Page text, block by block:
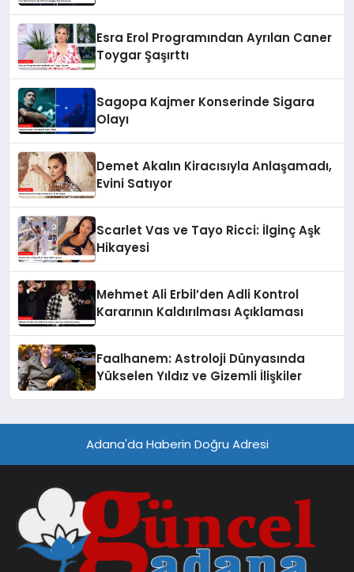
Esra Erol Programından Ayrılan Caner
Toygar Şaşırttı
Sagopa Kajmer Konserinde Sigara
Olayı
Demet Akalın Kiracısıyla Anlaşamadı,
Evini Satıyor
Scarlet Vas ve Tayo Ricci: İlginç Aşk
Hikayesi
Mehmet Ali Erbil’den Adli Kontrol
Kararının Kaldırılması Açıklaması
Faalhanem: Astroloji Dünyasında
Yükselen Yıldız ve Gizemli İlişkiler
Adana'da Haberin Doğru Adresi